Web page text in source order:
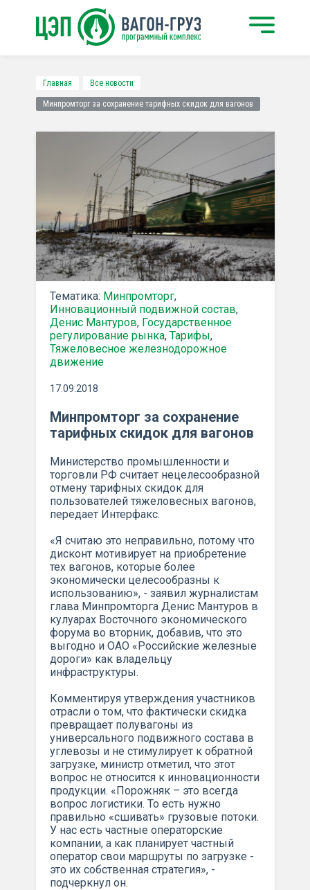
Главная Все новости
Минпромторг за сохранение тарифных скидок для вагонов
Тематика: Минпромторг,
Инновационный подвижной состав,
Денис Мантуров, Государственное
регулирование рынка, Тарифы,
Тяжеловесное железнодорожное
движение
17.09.2018
Минпромторг за сохранение
тарифных скидок для вагонов
Министерство промышленности и
торговли РФ считает нецелесообразной
отмену тарифных скидок для
пользователей тяжеловесных вагонов,
передает Интерфакс.
«Я считаю это неправильно, потому что
дисконт мотивирует на приобретение
тех вагонов, которые более
экономически целесообразны к
использованию», - заявил журналистам
глава Минпромторга Денис Мантуров в
кулуарах Восточного экономического
форума во вторник, добавив, что это
выгодно и ОАО «Российские железные
дороги» как владельцу
инфраструктуры.
Комментируя утверждения участников
отрасли о том, что фактически скидка
превращает полувагоны из
универсального подвижного состава в
углевозы и не стимулирует к обратной
загрузке, министр отметил, что этот
вопрос не относится к инновационности
продукции. «Порожняк – это всегда
вопрос логистики. То есть нужно
правильно «сшивать» грузовые потоки.
У нас есть частные операторские
компании, а как планирует частный
оператор свои маршруты по загрузке -
это их собственная стратегия», -
подчеркнул он.